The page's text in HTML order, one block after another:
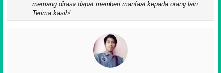
memang dirasa dapat memberi manfaat kepada orang lain.
Terima kasih!